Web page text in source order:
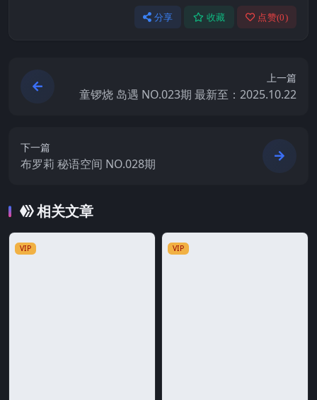
分享 收藏 点赞(0)
上一篇
童锣烧 岛遇 NO.023期 最新至：2025.10.22
下一篇
布罗莉 秘语空间 NO.028期
相关文章
VIP VIP